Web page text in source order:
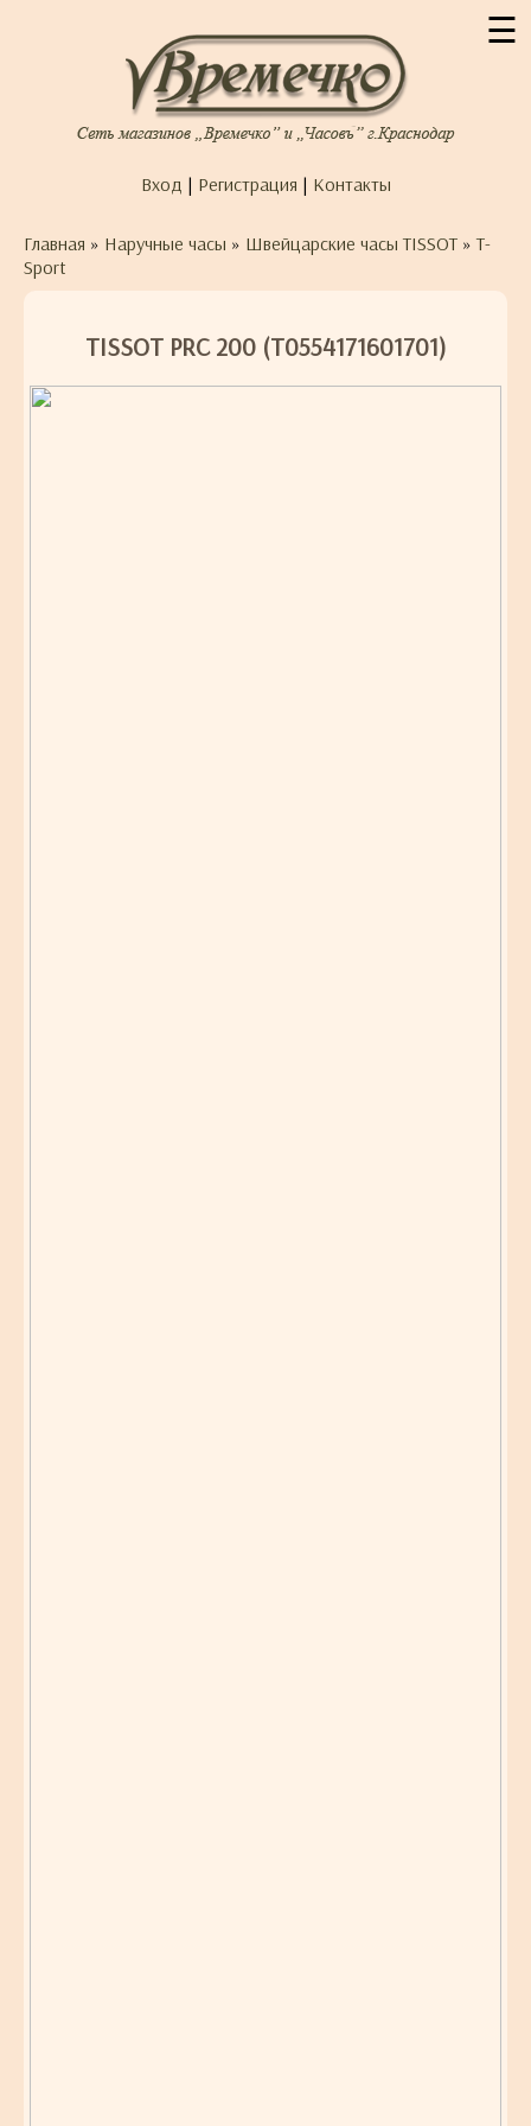
☰
Вход | Регистрация | Контакты
Главная » Наручные часы » Швейцарские часы TISSOT »T-
Sport
TISSOT PRC 200 (T0554171601701)